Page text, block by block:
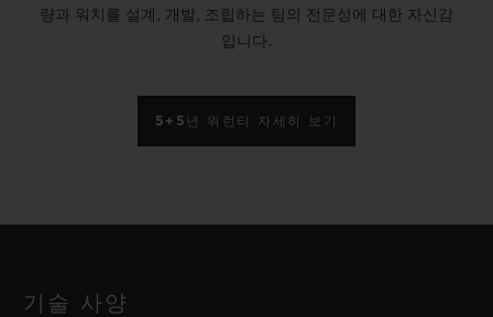
량과 워치를 설계, 개발, 조립하는 팀의 전문성에 대한 자신감
입니다.
5+5년 워런티 자세히 보기
기술 사양